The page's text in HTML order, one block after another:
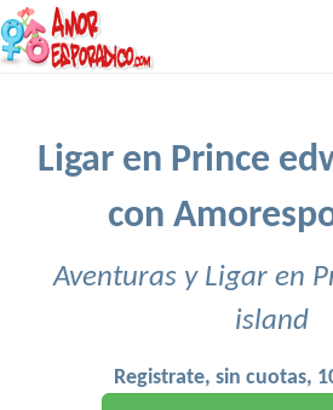
Ligar en Prince
con
Aventuras y Ligar en
island
Registrate, sin cuotas,